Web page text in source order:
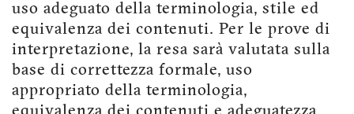
uso adeguato della terminologia, stile ed
equivalenza dei contenuti. Per le prove di
interpretazione, la resa sarà valutata sulla
base di correttezza formale, uso
appropriato della terminologia,